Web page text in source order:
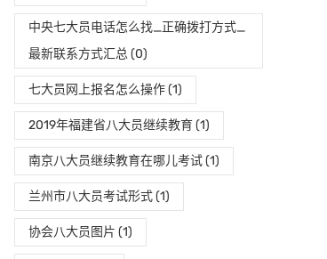
中央七大员电话怎么找_正确拨打方式_
最新联系方式汇总 (0)
七大员网上报名怎么操作(1)
2019年福建省八大员继续教育(1)
南京八大员继续教育在哪儿考试(1)
兰州市八大员考试形式(1)
协会八大员图片 (1)